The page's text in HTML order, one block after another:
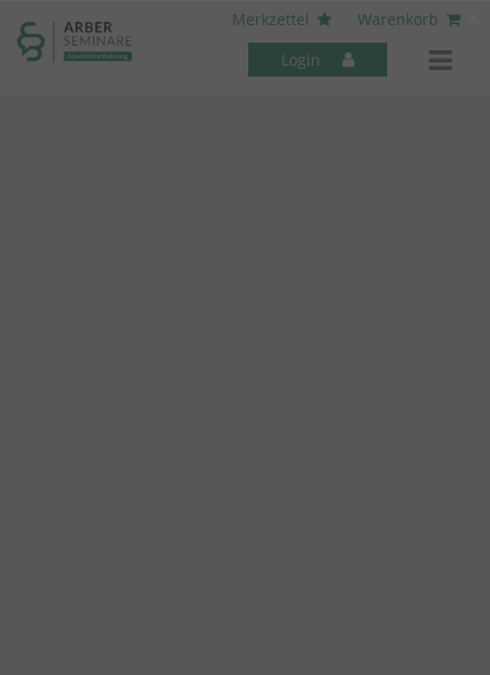
Merkzettel
Warenkorb
Login